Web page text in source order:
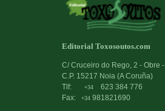
Editorial Toxosoutos.com
C/ Cruceiro do Rego, 2 - Obre -
C.P. 15217 Noia (A Coruña)
Tlf:
+34
623 384 776
Fax:
+34 981821690